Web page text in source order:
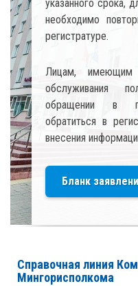
в
для
в
на
Справочная линия Комитета по здравоохранению
Мингорисполкома